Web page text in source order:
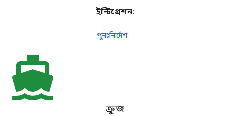
ইন্টিগ্রেশন:
পুনঃনির্দেশ
directions_boat
ক্রুজ